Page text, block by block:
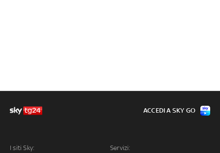
I siti Sky: Servizi:
ACCEDI A SKY GO